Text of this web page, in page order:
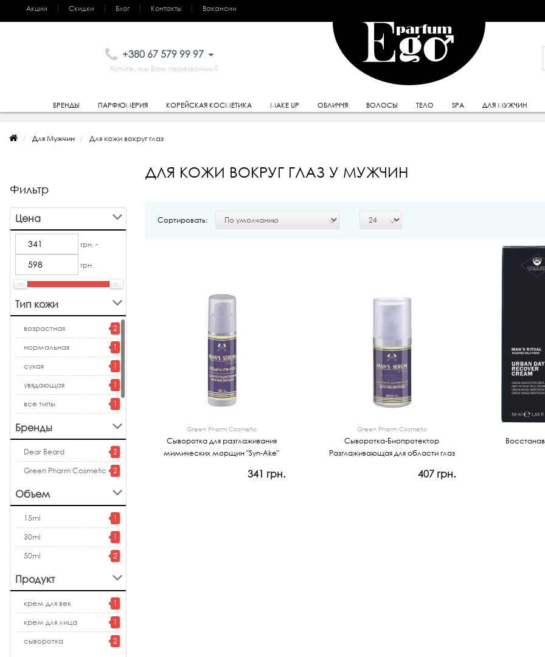
Акции Скидки Блог Контакты Вакансии
+380 67 579 99 97
Хотите, мы Вам перезвоним?
БРЕНДЫ ПАРФЮМЕРИЯ КОРЕЙСКАЯ КОСМЕТИКА MAKE UP ОБЛИЧЧЯ ВОЛОСЫ ТЕЛО SPA ДЛЯ МУЖЧИН
Для Мужчин Для кожи вокруг глаз
Фильтр
Цена
грн. -
грн.
Тип кожи
возрастная
2
нормальная
1
сухая
1
увядающая
1
все типы
1
1
Бренды
Dear Beard
2
Green Pharm Cosmetic
2
Объем
15ml
1
30ml
1
50ml
2
Продукт
крем для век
1
крем для лица
1
сыворотка
2
ДЛЯ КОЖИ ВОКРУГ ГЛАЗ У МУЖЧИН
Сортировать:
Green Pharm Cosmetic
Сыворотка для разглаживания
мимических морщин "Syn-Ake"
341 грн.
Green Pharm Cosmetic
Сыворотка-Биопротектор
Разглаживающая для области глаз
407 грн.